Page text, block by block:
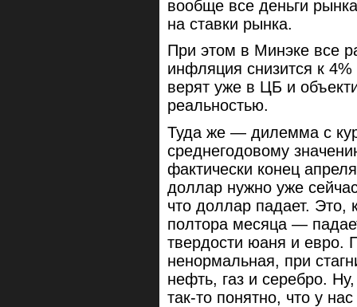
вообще все деньги
на ставки рынка.
При этом в Минэке все
инфляция снизится к
верят уже в ЦБ и
реальностью.
Туда же — дилемма с
среднегодовому
фактически конец
доллар нужно уже
что доллар падает. Это,
полтора месяца —
твердости юаня и евро.
ненормальная, при
нефть, газ и серебро.
так-то понятно, что у